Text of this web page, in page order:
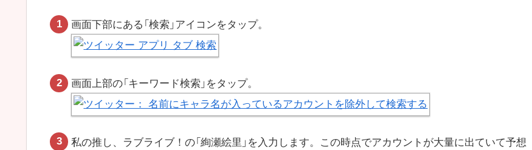
画面下部にある「検索」アイコンをタップ。
画面上部の「キーワード検索」をタップ。
私の推し、ラブライブ！の「絢瀬絵里」を入力します。この時点でアカウントが大量に出ていて予想